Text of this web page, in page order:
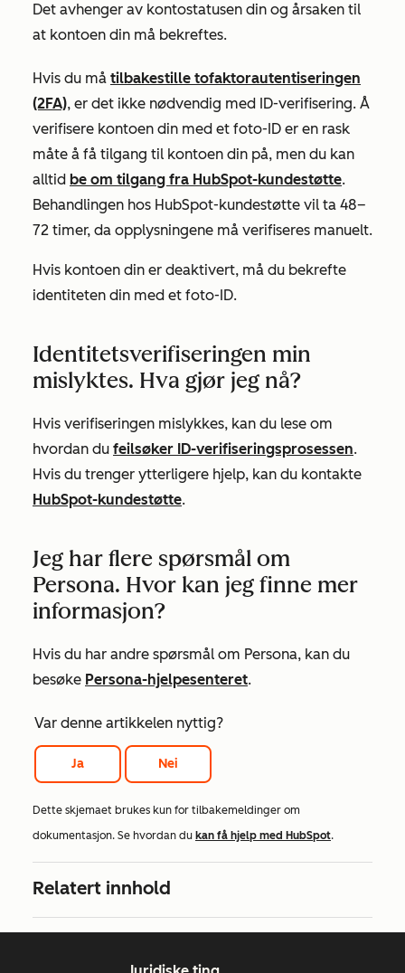
Det avhenger av kontostatusen din og årsaken til
at kontoen din må bekreftes.
Hvis du må tilbakestille tofaktorautentiseringen
(2FA), er det ikke nødvendig med ID-verifisering. Å
verifisere kontoen din med et foto-ID er en rask
måte å få tilgang til kontoen din på, men du kan
alltid be om tilgang fra HubSpot-kundestøtte.
Behandlingen hos HubSpot-kundestøtte vil ta 48–
72 timer, da opplysningene må verifiseres manuelt.
Hvis kontoen din er deaktivert, må du bekrefte
identiteten din med et foto-ID.
Identitetsverifiseringen min
mislyktes. Hva gjør jeg nå?
Hvis verifiseringen mislykkes, kan du lese om
hvordan du feilsøker ID-verifiseringsprosessen.
Hvis du trenger ytterligere hjelp, kan du kontakte
HubSpot-kundestøtte.
Jeg har flere spørsmål om
Persona. Hvor kan jeg finne mer
informasjon?
Hvis du har andre spørsmål om Persona, kan du
besøke Persona-hjelpesenteret.
Var denne artikkelen nyttig?
Ja Nei
Dette skjemaet brukes kun for tilbakemeldinger om
dokumentasjon. Se hvordan du kan få hjelp med HubSpot.
Relatert innhold